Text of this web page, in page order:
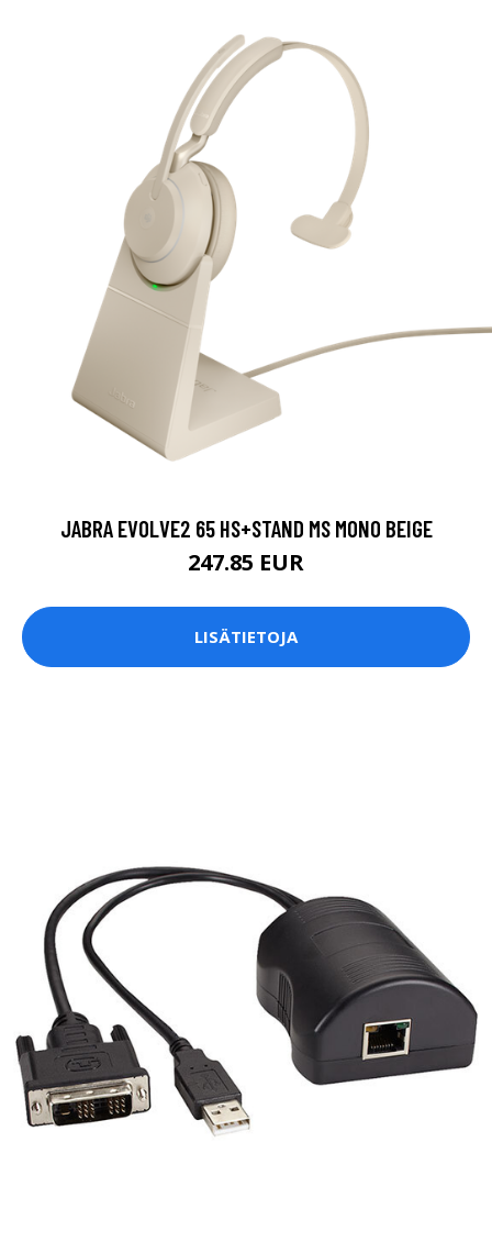
JABRA EVOLVE2 65 HS+STAND MS MONO BEIGE
247.85 EUR
LISÄTIETOJA